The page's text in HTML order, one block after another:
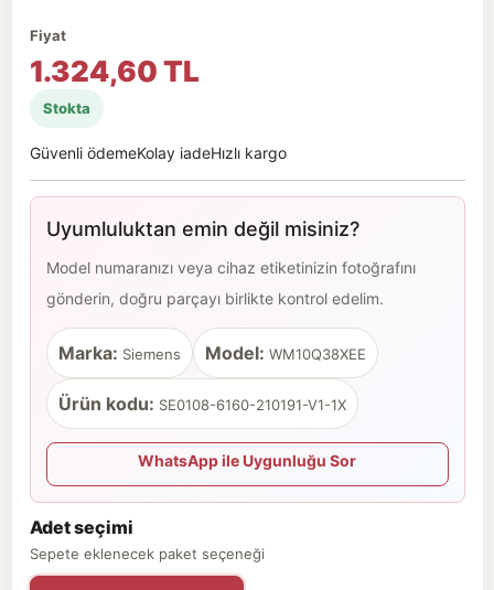
Fiyat
1.324,60 TL
Stokta
Güvenli ödemeKolay iadeHızlı kargo
Uyumluluktan emin değil misiniz?
Model numaranızı veya cihaz etiketinizin fotoğrafını
gönderin, doğru parçayı birlikte kontrol edelim.
Marka: Siemens Model: WM10Q38XEE
Ürün kodu: SE0108-6160-210191-V1-1X
WhatsApp ile Uygunluğu Sor
Adet seçimi
Sepete eklenecek paket seçeneği